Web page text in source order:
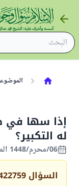
إذا سها في
له التكبير؟
06/محرم/1448 الموافق 21/يونيو/2026
السؤال